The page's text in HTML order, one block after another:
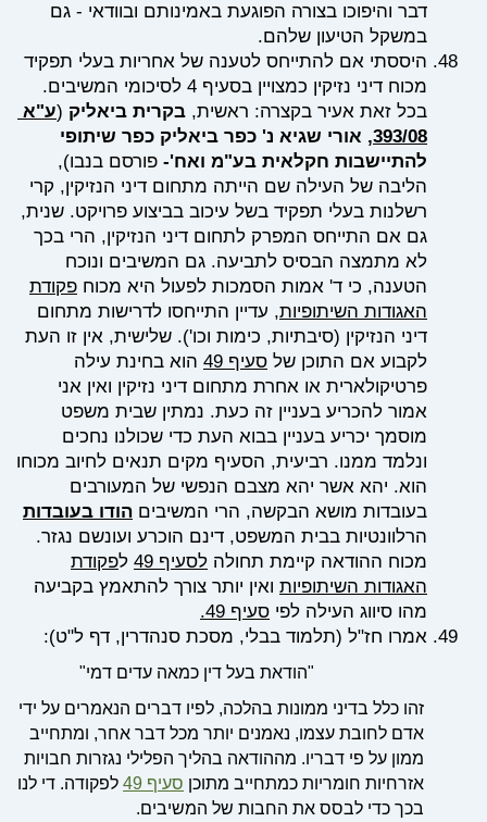
דבר והיפוכו בצורה הפוגעת באמינותם ובוודאי - גם
במשקל הטיעון שלהם.
היססתי אם להתייחס לטענה של אחריות בעלי תפקיד
מכוח דיני נזיקין כמצויין בסעיף 4 לסיכומי המשיבים.
בכל זאת אעיר בקצרה: ראשית, בקרית ביאליק (ע"א
393/08, אורי שגיא נ' כפר ביאליק כפר שיתופי
להתיישבות חקלאית בע"מ ואח'- פורסם בנבו),
הליבה של העילה שם הייתה מתחום דיני הנזיקין, קרי
רשלנות בעלי תפקיד בשל עיכוב בביצוע פרויקט. שנית,
גם אם התייחס המפרק לתחום דיני הנזיקין, הרי בכך
לא מתמצה הבסיס לתביעה. גם המשיבים ונוכח
הטענה, כי ד' אמות הסמכות לפעול היא מכוח פקודת
האגודות השיתופיות, עדיין התייחסו לדרישות מתחום
דיני הנזיקין (סיבתיות, כימות וכו'). שלישית, אין זו העת
לקבוע אם התוכן של סעיף 49
הוא בחינת עילה
פרטיקולארית או אחרת מתחום דיני נזיקין ואין אני
אמור להכריע בעניין זה כעת. נמתין שבית משפט
מוסמך יכריע בעניין בבוא העת כדי שכולנו נחכים
ונלמד ממנו. רביעית, הסעיף מקים תנאים לחיוב מכוחו
הוא. יהא אשר יהא מצבם הנפשי של המעורבים
בעובדות מושא הבקשה, הרי המשיבים הודו בעובדות
הרלוונטיות בבית המשפט, דינם הוכרע ועונשם נגזר.
מכוח ההודאה קיימת תחולה לסעיף 49 לפקודת
האגודות השיתופיות ואין יותר צורך להתאמץ בקביעה
מהו סיווג העילה לפי סעיף 49.
אמרו חז"ל (תלמוד בבלי, מסכת סנהדרין, דף ל"ט):
"הודאת בעל דין כמאה עדים דמי"
זהו כלל בדיני ממונות בהלכה, לפיו דברים הנאמרים על ידי
אדם לחובת עצמו, נאמנים יותר מכל דבר אחר, ומתחייב
ממון על פי דבריו. מההודאה בהליך הפלילי נגזרות חבויות
אזרחיות חומריות כמתחייב מתוכן סעיף 49
לפקודה. די לנו
בכך כדי לבסס את החבות של המשיבים.